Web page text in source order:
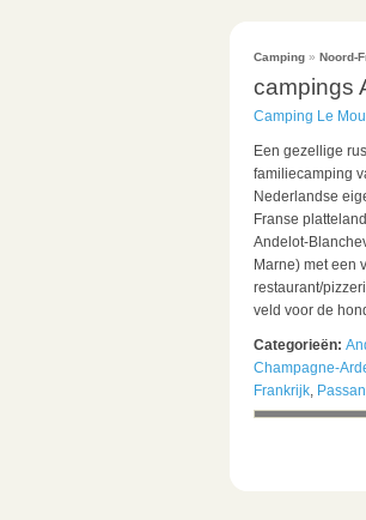
Camping » Noord-
campings
Camping Le
Een gezellige
familiecamping
Nederlandse
Franse
Andelot-
Marne) met een
restaurant/
veld voor de
Categorieën:
Champagne-
Frankrijk,